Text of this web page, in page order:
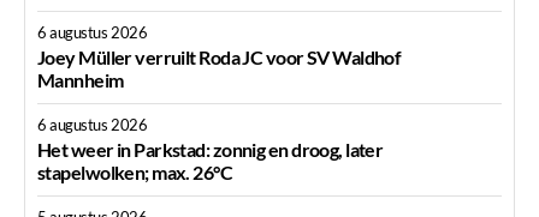
6 augustus 2026
Joey Müller verruilt Roda JC voor SV Waldhof
Mannheim
6 augustus 2026
Het weer in Parkstad: zonnig en droog, later
stapelwolken; max. 26°C